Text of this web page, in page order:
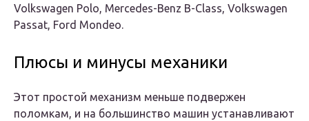
Volkswagen Polo, Mercedes-Benz B-Class, Volkswagen
Passat, Ford Mondeo.
Плюсы и минусы механики
Этот простой механизм меньше подвержен
поломкам, и на большинство машин устанавливают